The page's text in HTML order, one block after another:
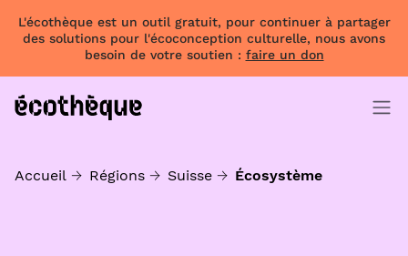
L'écothèque est un outil gratuit, pour continuer à partager
des solutions pour l'écoconception culturelle, nous avons
besoin de votre soutien : faire un don
Accueil Régions Suisse Écosystème